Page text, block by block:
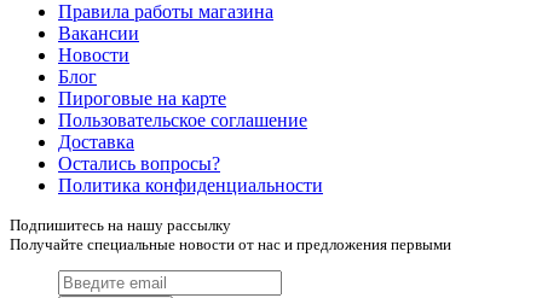
Правила работы магазина
Вакансии
Новости
Блог
Пироговые на карте
Пользовательское соглашение
Доставка
Остались вопросы?
Политика конфиденциальности
Подпишитесь на нашу рассылку
Получайте специальные новости от нас и предложения первыми